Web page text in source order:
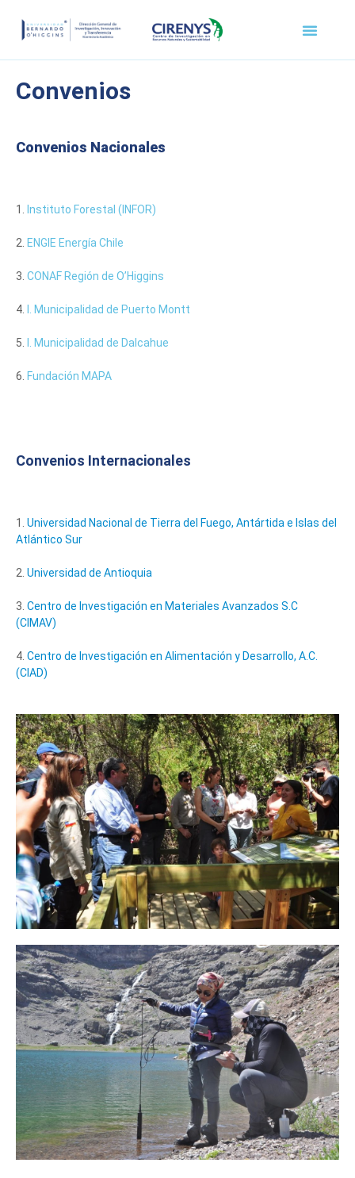
Convenios
Convenios Nacionales
1. Instituto Forestal (INFOR)
2. ENGIE Energía Chile
3. CONAF Región de O’Higgins
4. I. Municipalidad de Puerto Montt
5. I. Municipalidad de Dalcahue
6. Fundación MAPA
Convenios Internacionales
1. Universidad Nacional de Tierra del Fuego, Antártida e Islas del
Atlántico Sur
2. Universidad de Antioquia
3. Centro de Investigación en Materiales Avanzados S.C
(CIMAV)
4. Centro de Investigación en Alimentación y Desarrollo, A.C.
(CIAD)